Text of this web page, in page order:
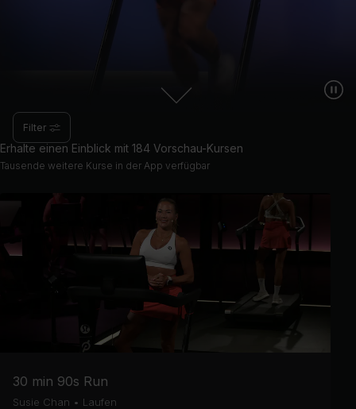
Filter
Erhalte einen Einblick mit 184 Vorschau-Kursen
Tausende weitere Kurse in der App verfügbar
30 min 90s Run
Susie Chan • Laufen